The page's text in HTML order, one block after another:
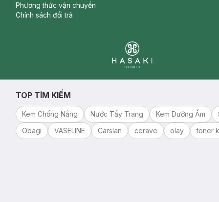
Phương thức vận chuyển
Chính sách đổi trả
TOP TÌM KIẾM
Kem Chống Nắng Nước Tẩy Trang Kem Dưỡng Ẩm
Obagi
VASELINE Carslan cerave olay toner